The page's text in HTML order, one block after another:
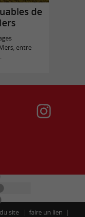
de
entre
site faire un lien